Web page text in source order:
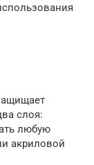
слоя:
любую
акриловой